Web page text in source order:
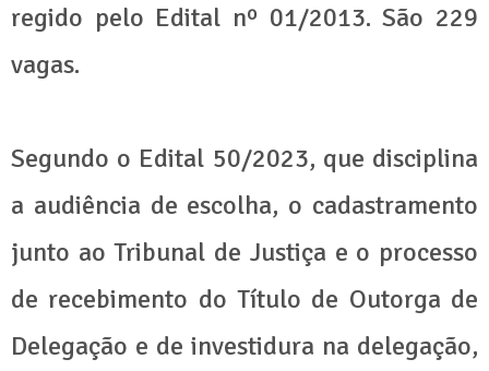
regido pelo Edital nº 01/2013. São 229
vagas.
Segundo o Edital 50/2023, que disciplina
a audiência de escolha, o cadastramento
junto ao Tribunal de Justiça e o processo
de recebimento do Título de Outorga de
Delegação e de investidura na delegação,